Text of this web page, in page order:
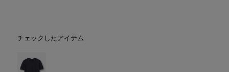
チェックしたアイテム